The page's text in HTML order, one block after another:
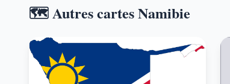
🗺️ Autres cartes Namibie